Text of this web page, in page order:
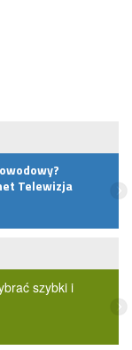
Telewizja
szybki i